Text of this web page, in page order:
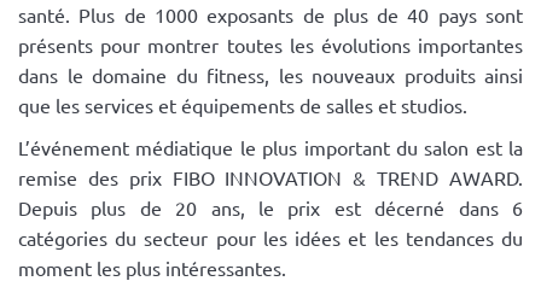
santé. Plus de 1000 exposants de plus de 40 pays sont
présents pour montrer toutes les évolutions importantes
dans le domaine du fitness, les nouveaux produits ainsi
que les services et équipements de salles et studios.
L’événement médiatique le plus important du salon est la
remise des prix FIBO INNOVATION & TREND AWARD.
Depuis plus de 20 ans, le prix est décerné dans 6
catégories du secteur pour les idées et les tendances du
moment les plus intéressantes.